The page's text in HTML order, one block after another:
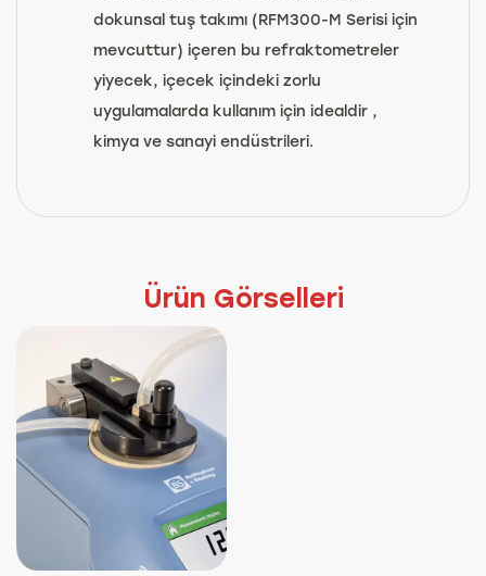
dokunsal tuş takımı (RFM300-M Serisi için
mevcuttur) içeren bu refraktometreler
yiyecek, içecek içindeki zorlu
uygulamalarda kullanım için idealdir ,
kimya ve sanayi endüstrileri.
Ürün Görselleri